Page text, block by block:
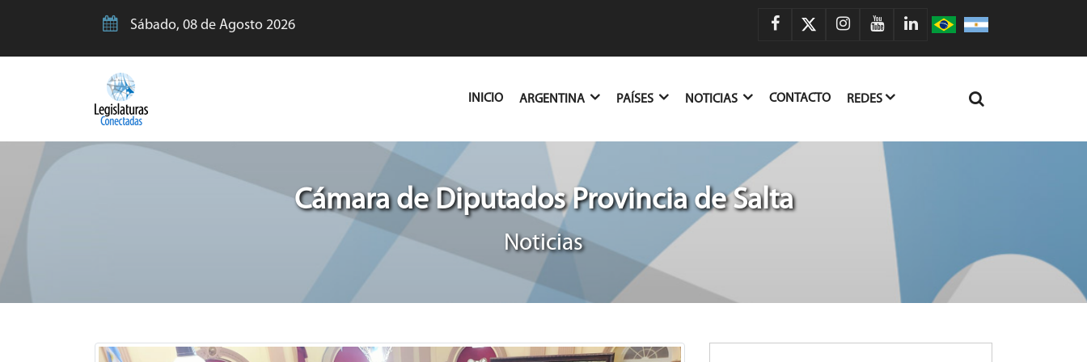
Sábado, 08 de Agosto 2026
INICIO(CURRENT)
ARGENTINA PAÍSES NOTICIAS CONTACTO REDES
Cámara de Diputados Provincia de Salta
Noticias